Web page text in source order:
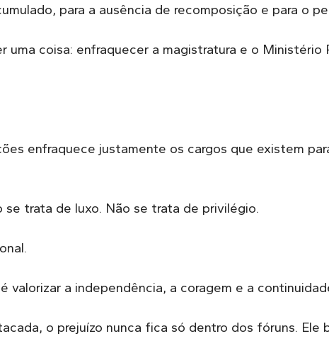
para a ausência de recomposição e para o
uma coisa: enfraquecer a magistratura e o Ministério
enfraquece justamente os cargos que existem
se trata de luxo. Não se trata de privilégio.
valorizar a independência, a coragem e a
o prejuízo nunca fica só dentro dos fóruns.